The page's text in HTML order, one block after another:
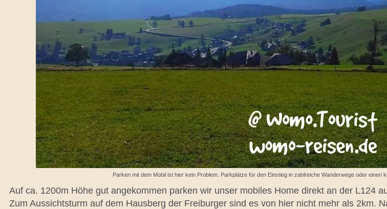
Parken mit dem Mobil ist hier kein Problem. Parkplätze für den Einstieg in zahlreiche Wanderwege oder einen
Auf ca. 1200m Höhe gut angekommen parken wir unser mobiles Home direkt an der L124
Zum Aussichtsturm auf dem Hausberg der Freiburger sind es von hier nicht mehr als 2km.